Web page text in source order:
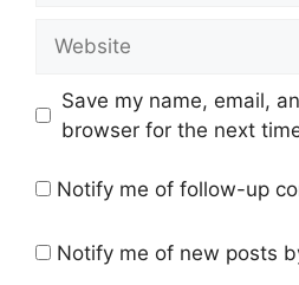
Save my name, email,
browser for the next
Notify me of follow-up
Notify me of new posts